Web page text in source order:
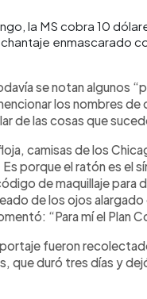
la MS cobra 10
enmascarado
se notan algunos
los nombres
de las cosas que
camisas de los
porque el ratón es el
de maquillaje para
de los ojos
“Para mí el Plan
fueron
que duró tres días y